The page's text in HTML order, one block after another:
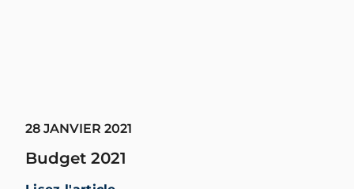
28 JANVIER 2021
Budget 2021